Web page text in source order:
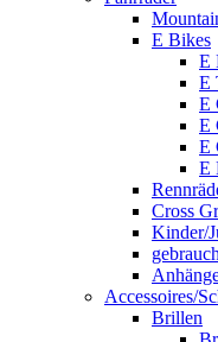
E Bikes
E
E
E
E
E
E
Cross
Kinder/
Accessoires/
Brillen